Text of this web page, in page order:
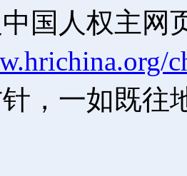
国人权主网
，一如既往